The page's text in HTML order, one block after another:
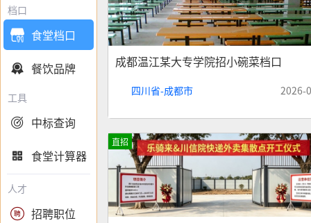
档口
 食堂档口
 餐饮品牌
工具
 中标查询
 食堂计算器
人才
 招聘职位
成都温江某大专学院招小碗菜档口
四川省-成都市 2026-
直招